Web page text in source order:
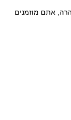
אתם מוזמנים